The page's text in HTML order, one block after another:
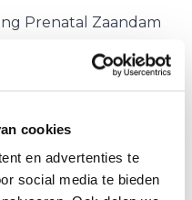
cookies
en advertenties te
social media te bieden
Prenatal Zaandam
wij deballonnen